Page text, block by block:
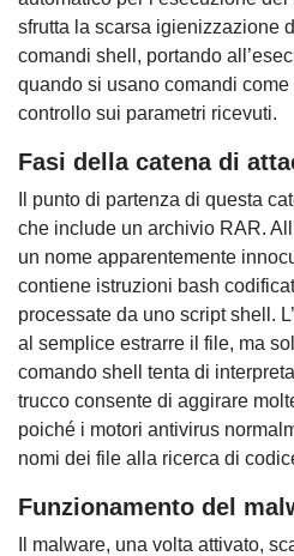
sfrutta la scarsa igienizzazione
comandi shell, portando
quando si usano comandi
controllo sui parametri ricevuti.
Fasi della catena di
Il punto di partenza di questa
che include un archivio RAR.
un nome apparentemente
contiene istruzioni bash
processate da uno script shell.
al semplice estrarre il file, ma
comando shell tenta di
trucco consente di aggirare
poiché i motori antivirus
nomi dei file alla ricerca di
Funzionamento del
Il malware, una volta attivato,